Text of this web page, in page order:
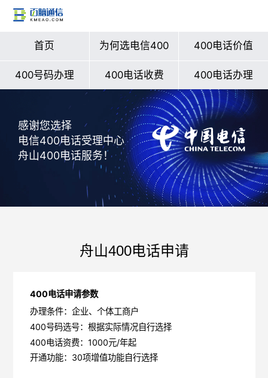
首页 为何选电信400 400电话价值
400号码办理 400电话收费 400电话办理
感谢您选择
电信400电话受理中心
舟山400电话服务！
舟山400电话申请
400电话申请参数
办理条件：企业、个体工商户
400号码选号：根据实际情况自行选择
400电话资费：1000元/年起
开通功能：30项增值功能自行选择